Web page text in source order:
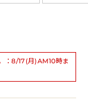
：8/17(月)AM10時ま